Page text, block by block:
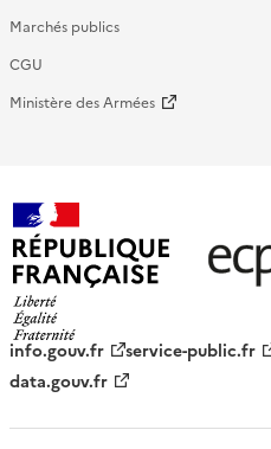
Marchés publics
CGU
Ministère des Armées
française - ECPAD
info.gouv.fr service-public.fr
data.gouv.fr